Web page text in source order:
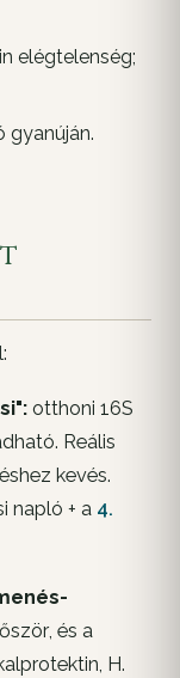
elégtelenség;
otthoni 16S
Reális
kevés.
napló + a 4.
, és a
H.